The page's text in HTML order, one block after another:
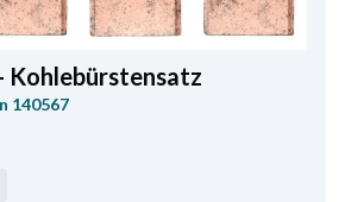
Kohlebürstensatz
140567